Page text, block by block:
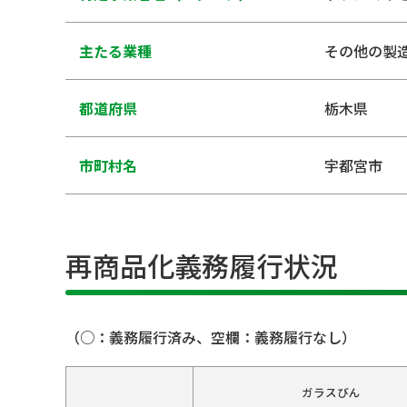
主たる業種 その他の製
都道府県 栃木県
市町村名 宇都宮市
再商品化義務履行状況
（○：義務履行済み、空欄：義務履行なし）
ガラスびん